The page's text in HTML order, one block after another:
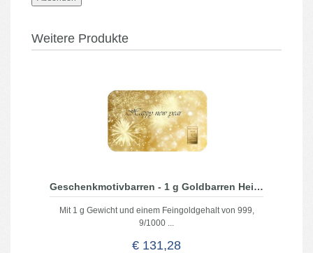
Weitere Produkte
Geschenkmotivbarren - 1 g Goldbarren Heimerle + Meule - Ein gutes neues Jahr
Mit 1 g Gewicht und einem Feingoldgehalt von 999,
9/1000 ...
€ 131,28